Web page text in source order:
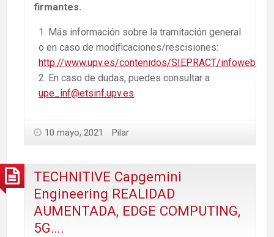
firmantes.
Más información sobre la tramitación general
o en caso de modificaciones/rescisiones:
http://www.upv.es/contenidos/SIEPRACT/infoweb/
En caso de dudas, puedes consultar a
upe_inf@etsinf.upv.es.
10 mayo, 2021 Pilar
TECHNITIVE Capgemini
Engineering REALIDAD
AUMENTADA, EDGE COMPUTING,
5G….